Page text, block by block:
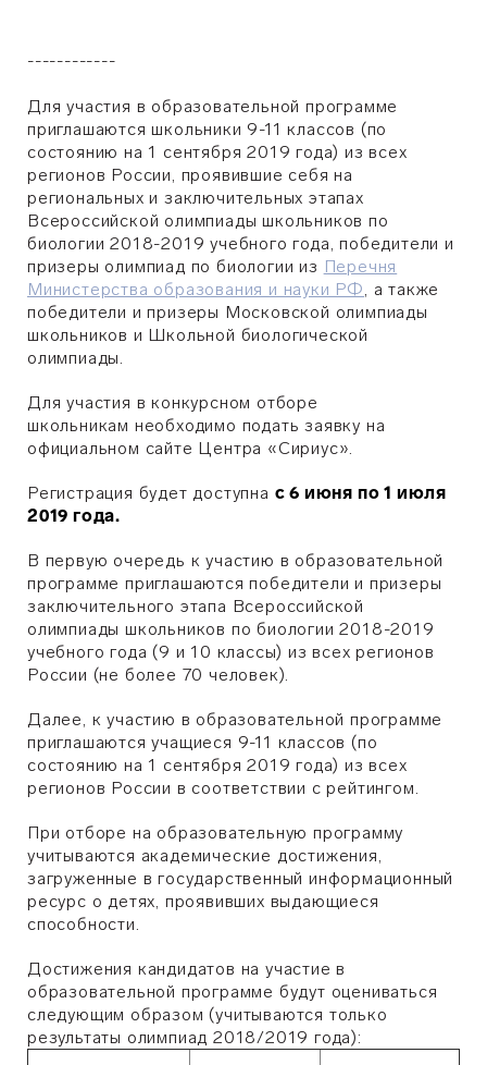
------------
Для участия в образовательной программе
приглашаются школьники 9-11 классов (по
состоянию на 1 сентября 2019 года) из всех
регионов России, проявившие себя на
региональных и заключительных этапах
Всероссийской олимпиады школьников по
биологии 2018-2019 учебного года,победители и
призеры олимпиад по биологии из Перечня
Министерства образования и науки РФ, а также
победители и призеры Московской олимпиады
школьников и Школьной биологической
олимпиады.
Для участия в конкурсном отборе
школьникам необходимо подать заявку на
официальном сайте Центра «Сириус».
Регистрация будет доступна с 6 июня по 1 июля
2019 года.
В первую очередь к участию в образовательной
программе приглашаются победители и призеры
заключительного этапа Всероссийской
олимпиады школьников по биологии 2018-2019
учебного года (9 и 10 классы) из всех регионов
России (не более 70 человек).
Далее, к участию в образовательной программе
приглашаются учащиеся 9-11 классов (по
состоянию на 1 сентября 2019 года) из всех
регионов России в соответствии с рейтингом.
При отборе на образовательную программу
учитываются академические достижения,
загруженные в государственный информационный
ресурс о детях, проявивших выдающиеся
способности.
Достижения кандидатов на участие в
образовательной программе будут оцениваться
следующим образом (учитываются только
результаты олимпиад 2018/2019 года):